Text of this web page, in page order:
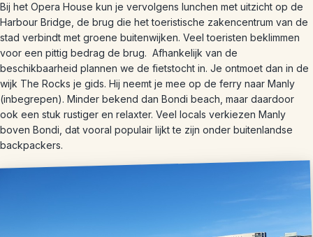
Bij het Opera House kun je vervolgens lunchen met uitzicht op de
Harbour Bridge, de brug die het toeristische zakencentrum van de
stad verbindt met groene buitenwijken. Veel toeristen beklimmen
voor een pittig bedrag de brug. Afhankelijk van de
beschikbaarheid plannen we de fietstocht in. Je ontmoet dan in de
wijk The Rocks je gids. Hij neemt je mee op de ferry naar Manly
(inbegrepen). Minder bekend dan Bondi beach, maar daardoor
ook een stuk rustiger en relaxter. Veel locals verkiezen Manly
boven Bondi, dat vooral populair lijkt te zijn onder buitenlandse
backpackers.